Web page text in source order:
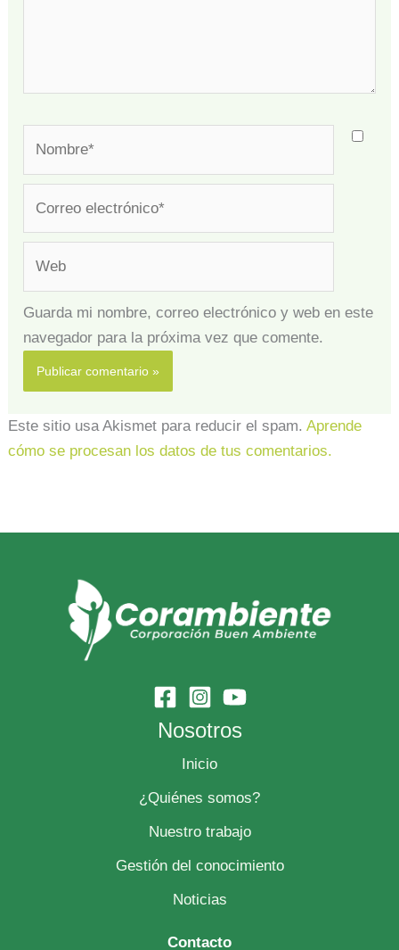
Guarda mi nombre, correo electrónico y web en este
navegador para la próxima vez que comente.
Este sitio usa Akismet para reducir el spam.Aprende
cómo se procesan los datos de tus comentarios.
Nosotros
Inicio
¿Quiénes somos?
Nuestro trabajo
Gestión del conocimiento
Noticias
Contacto